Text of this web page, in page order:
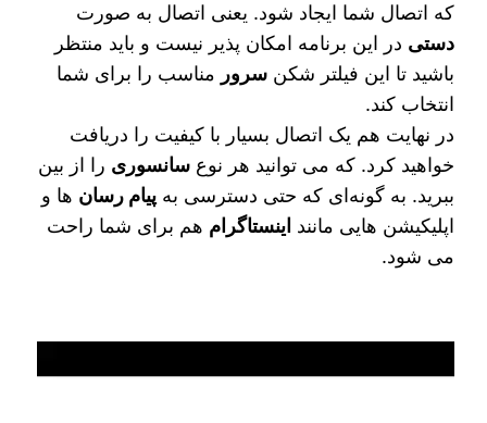
که اتصال شما ایجاد شود. یعنی اتصال به صورت
دستی در این برنامه امکان‌ پذیر نیست و باید منتظر
باشید تا این فیلتر شکنسرور مناسب را برای شما
انتخاب کند.
در نهایت هم یک اتصال بسیار با کیفیت را دریافت
خواهید کرد. که می‌ توانید هر نوعسانسوری را از بین
ببرید. به گونه‌ای که حتی دسترسی بهپیام رسان‌ ها و
اپلیکیشن‌ هایی مانند اینستاگرام هم برای شما راحت
می‌ شود.